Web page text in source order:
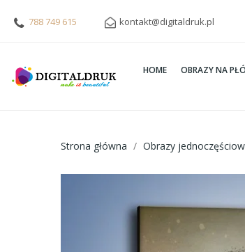
788 749 615 kontakt@digitaldruk.pl
HOME OBRAZY NA
Strona główna Obrazy